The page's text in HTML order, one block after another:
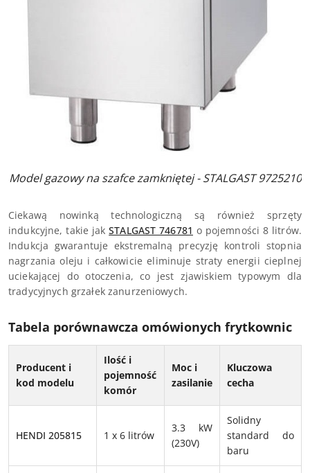
Model gazowy na szafce zamkniętej - STALGAST 9725210
Ciekawą nowinką technologiczną są również sprzęty
indukcyjne, takie jakSTALGAST 746781 o pojemności 8 litrów.
Indukcja gwarantuje ekstremalną precyzję kontroli stopnia
nagrzania oleju i całkowicie eliminuje straty energii cieplnej
uciekającej do otoczenia, co jest zjawiskiem typowym dla
tradycyjnych grzałek zanurzeniowych.
Tabela porównawcza omówionych frytkownic
Producent i
kod modelu
Ilość i
pojemność
komór
Moc i
zasilanie
Kluczowa
cecha
HENDI 205815 1 x 6 litrów
3.3 kW
(230V)
Solidny
standard do
baru